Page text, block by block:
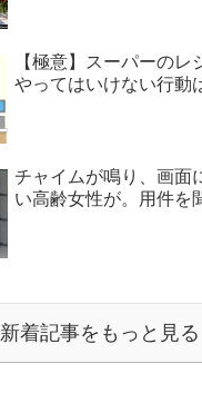
【極意】スーパーのレ
やってはいけない行動
チャイムが鳴り、画面
い高齢女性が。用件を
新着記事をもっと見る